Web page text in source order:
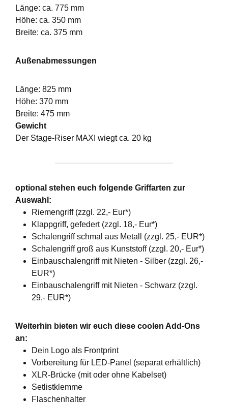
Länge: ca. 775 mm
Höhe: ca. 350 mm
Breite: ca. 375 mm
Außenabmessungen
Länge: 825 mm
Höhe: 370 mm
Breite: 475 mm
Gewicht
Der Stage-Riser MAXI wiegt ca. 20 kg
optional stehen euch folgende Griffarten zur
Auswahl:
Riemengriff (zzgl. 22,- Eur*)
Klappgriff, gefedert (zzgl. 18,- Eur*)
Schalengriff schmal aus Metall (zzgl. 25,- EUR*)
Schalengriff groß aus Kunststoff (zzgl. 20,- Eur*)
Einbauschalengriff mit Nieten - Silber (zzgl. 26,-
EUR*)
Einbauschalengriff mit Nieten - Schwarz (zzgl.
29,- EUR*)
Weiterhin bieten wir euch diese coolen Add-Ons
an:
Dein Logo als Frontprint
Vorbereitung für LED-Panel (separat erhältlich)
XLR-Brücke (mit oder ohne Kabelset)
Setlistklemme
Flaschenhalter